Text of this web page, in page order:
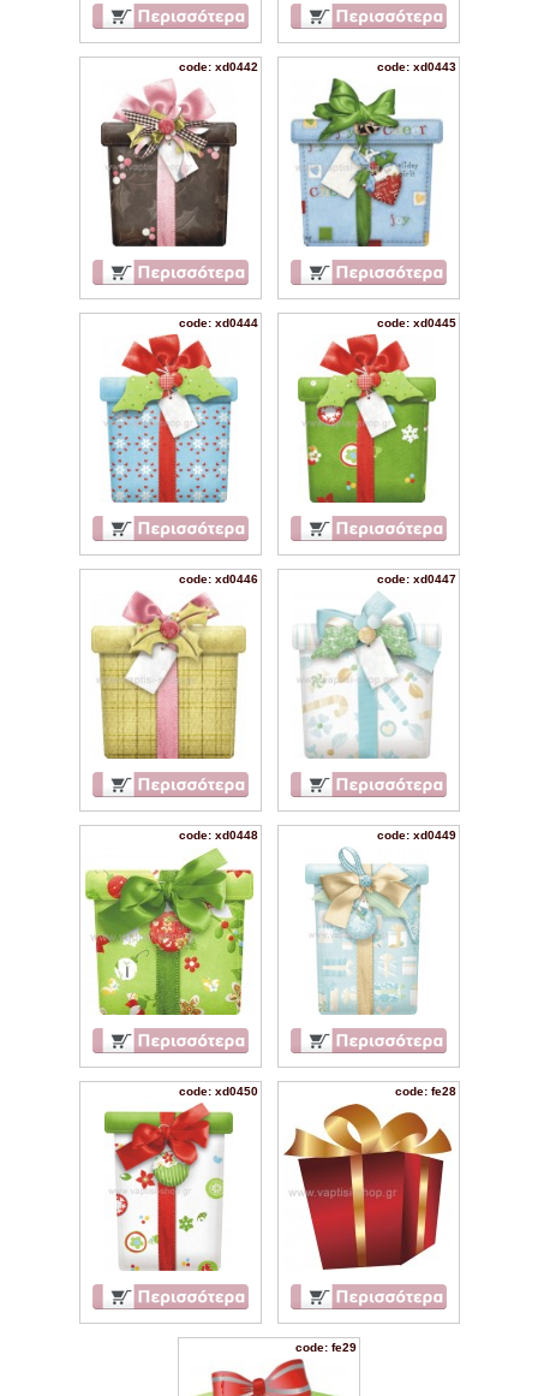
code: xd0442 code: xd0443
code: xd0444 code: xd0445
code: xd0446 code: xd0447
code: xd0448 code: xd0449
code: xd0450 code: fe28
code: fe29